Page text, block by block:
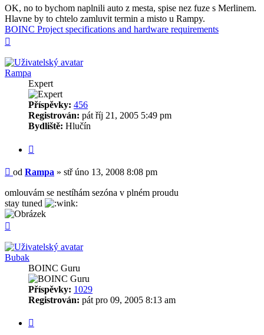
OK, no to bychom naplnili auto z mesta, spise nez fuze s Merlinem.
Hlavne by to chtelo zamluvit termin a misto u Rampy.
BOINC Project specifications and hardware requirements
Rampa
Expert
Příspěvky: 456
Registrován: pát říj 21, 2005 5:49 pm
Bydliště: Hlučín
Příspěvek
od Rampa » stř úno 13, 2008 8:08 pm
omlouvám se nestíhám sezóna v plném proudu
stay tuned
Bubak
BOINC Guru
Příspěvky: 1029
Registrován: pát pro 09, 2005 8:13 am